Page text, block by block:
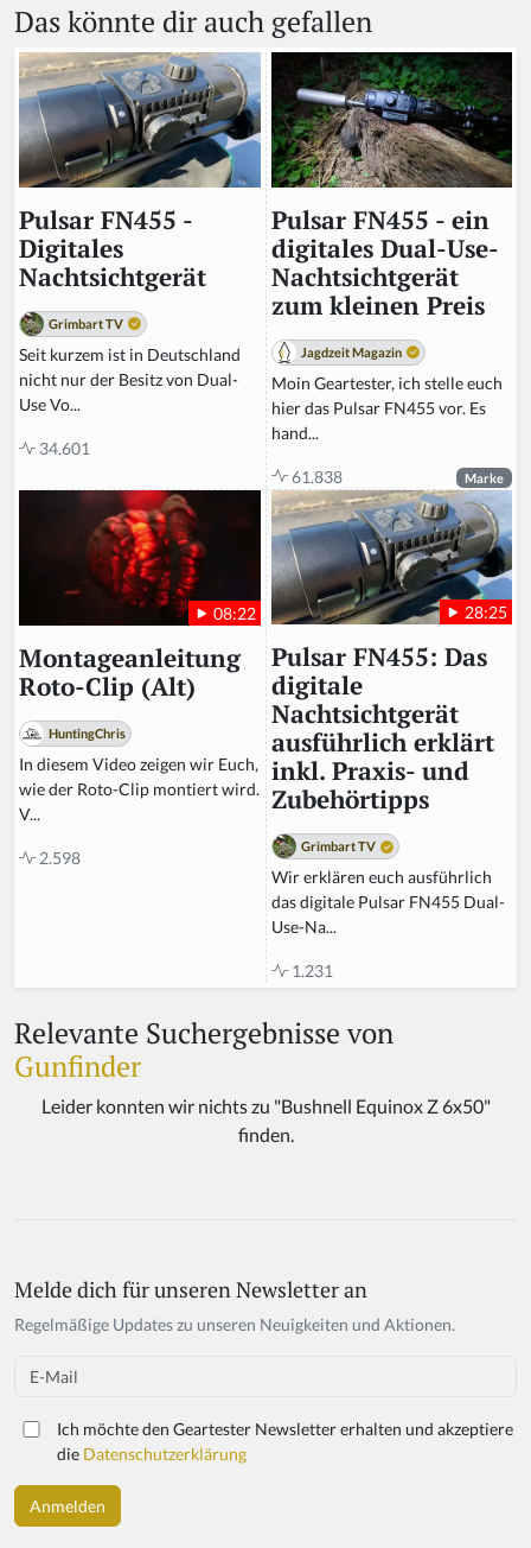
h
u
m
a
n,
ig
n
o
r
e
t
hi
s
fi
el
d
Das könnte dir auch gefallen
Pulsar FN455 -
Digitales
Nachtsichtgerät
Grimbart TV
Seit kurzem ist in Deutschland
nicht nur der Besitz von Dual-
Use Vo...
34.601
Pulsar FN455 - ein
digitales Dual-Use-
Nachtsichtgerät
zum kleinen Preis
Jagdzeit Magazin
Moin Geartester, ich stelle euch
hier das Pulsar FN455 vor. Es
hand...
61.838 Marke
08:22
Montageanleitung
Roto-Clip (Alt)
HuntingChris
In diesem Video zeigen wir Euch,
wie der Roto-Clip montiert wird.
V...
2.598
28:25
Pulsar FN455: Das
digitale
Nachtsichtgerät
ausführlich erklärt
inkl. Praxis- und
Zubehörtipps
Grimbart TV
Wir erklären euch ausführlich
das digitale Pulsar FN455 Dual-
Use-Na...
1.231
Relevante Suchergebnisse von
Gunfinder
If
y
h
Melde dich für unseren Newsletter an
Regelmäßige Updates zu unseren Neuigkeiten und Aktionen.
Email
Ich möchte den Geartester Newsletter erhalten und akzeptiere
die Datenschutzerklärung